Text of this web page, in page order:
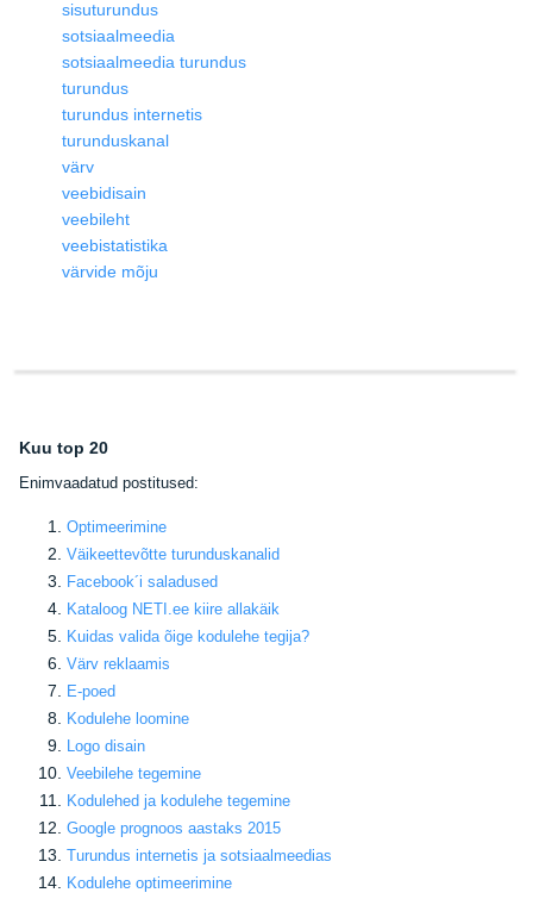
sisuturundus
sotsiaalmeedia
sotsiaalmeedia turundus
turundus
turundus internetis
turunduskanal
värv
veebidisain
veebileht
veebistatistika
värvide mõju
Kuu top 20
Enimvaadatud postitused:
Optimeerimine
Väikeettevõtte turunduskanalid
Facebook´i saladused
Kataloog NETI.ee kiire allakäik
Kuidas valida õige kodulehe tegija?
Värv reklaamis
E-poed
Kodulehe loomine
Logo disain
Veebilehe tegemine
Kodulehed ja kodulehe tegemine
Google prognoos aastaks 2015
Turundus internetis ja sotsiaalmeedias
Kodulehe optimeerimine